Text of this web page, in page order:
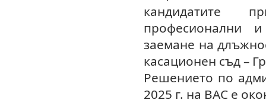
кандидатите
професионални
заемане на
касационен съд –
Решението по
2025 г. на ВАС е